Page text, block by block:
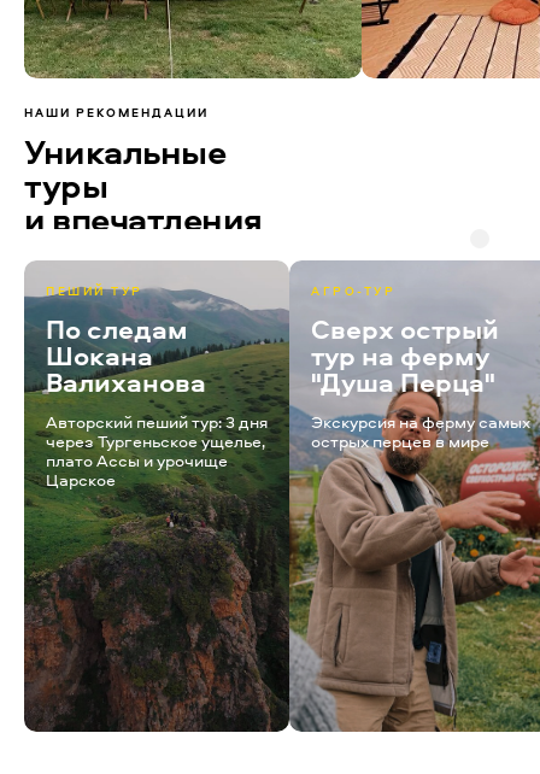
Уникальные
туры
и впечатления
НАШИ РЕКОМЕНДАЦИИ
ПЕШИЙ ТУР
По следам
Шокана
Валиханова
Авторский пеший тур: 3 дня
через Тургеньское ущелье,
плато Ассы и урочище
Царское
АГРО-ТУР
Сверх острый
тур на ферму
"Душа Перца"
Экскурсия на ферму самых
острых перцев в мире